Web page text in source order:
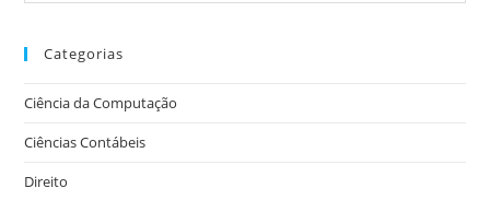
Categorias
Ciência da Computação
Ciências Contábeis
Direito